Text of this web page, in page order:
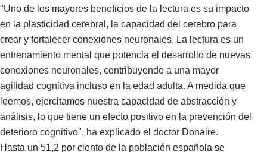
"Uno de los mayores beneficios de la lectura es su impacto
en la plasticidad cerebral, la capacidad del cerebro para
crear y fortalecer conexiones neuronales. La lectura es un
entrenamiento mental que potencia el desarrollo de nuevas
conexiones neuronales, contribuyendo a una mayor
agilidad cognitiva incluso en la edad adulta. A medida que
leemos, ejercitamos nuestra capacidad de abstracción y
análisis, lo que tiene un efecto positivo en la prevención del
deterioro cognitivo", ha explicado el doctor Donaire.
Hasta un 51,2 por ciento de la población española se